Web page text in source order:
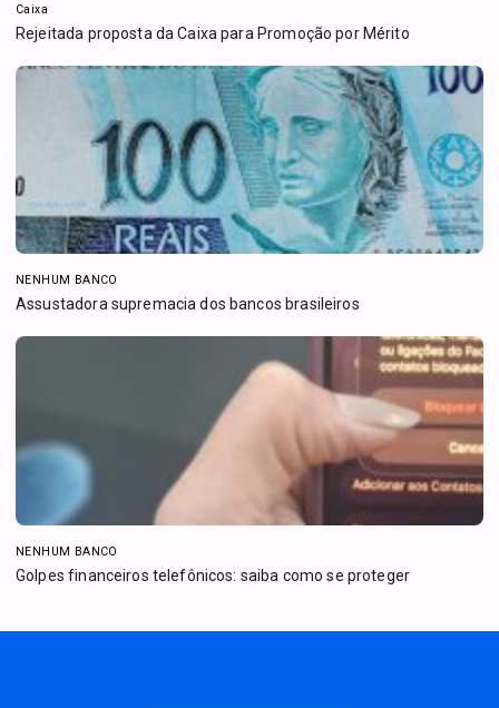
Caixa
Rejeitada proposta da Caixa para Promoção por Mérito
NENHUM BANCO
Assustadora supremacia dos bancos brasileiros
NENHUM BANCO
Golpes financeiros telefônicos: saiba como se proteger